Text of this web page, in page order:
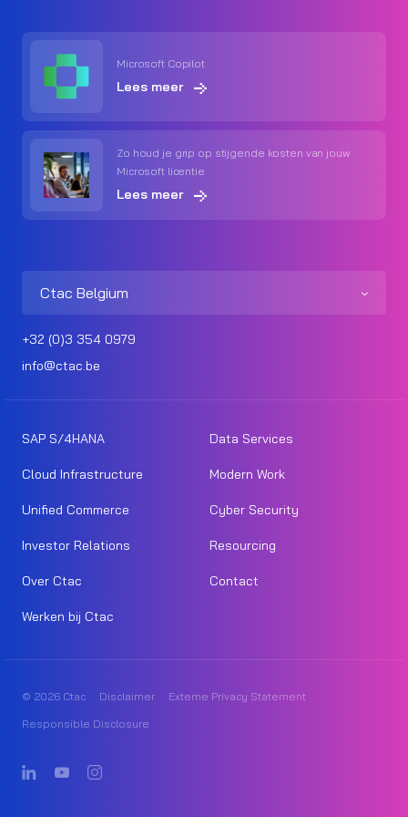
Microsoft Copilot
Lees meer
Zo houd je grip op stijgende kosten van jouw
Microsoft licentie
Lees meer
Ctac Belgium
+32 (0)3 354 0979
info@ctac.be
SAP S/4HANA Data Services
Cloud Infrastructure Modern Work
Unified Commerce Cyber Security
Investor Relations Resourcing
Over Ctac Contact
Werken bij Ctac
© 2026 Ctac Disclaimer
Externe Privacy Statement
Responsible Disclosure